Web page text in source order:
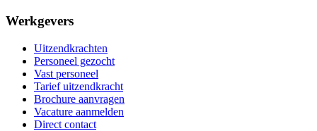
Werkgevers
Uitzendkrachten
Personeel gezocht
Vast personeel
Tarief uitzendkracht
Brochure aanvragen
Vacature aanmelden
Direct contact